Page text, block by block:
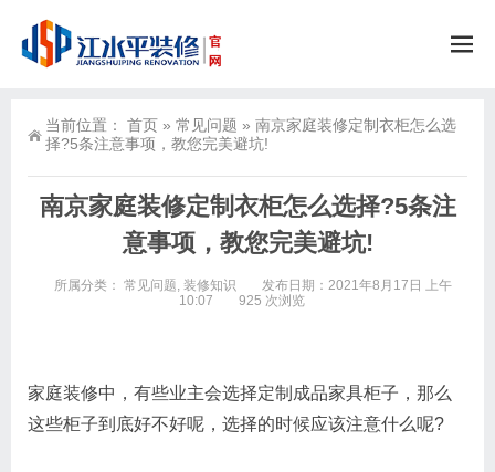
当前位置： 首页 » 常见问题 » 南京家庭装修定制衣柜怎么选
择?5条注意事项，教您完美避坑!
南京家庭装修定制衣柜怎么选择?5条注
意事项，教您完美避坑!
所属分类： 常见问题, 装修知识
发布日期：2021年8月17日 上午
10:07
925 次浏览
家庭装修中，有些业主会选择定制成品家具柜子，那么
这些柜子到底好不好呢，选择的时候应该注意什么呢?